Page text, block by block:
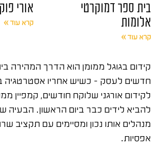
בית ספר דמוקרטי
אלומות
קרא עוד »
אורי
קרא עוד »
קידום בגוגל ממומן הוא הדרך המהירה
חדשים לעסק – כשיש אחריו אסטרטגיה
לקידום אורגני שלוקח חודשים, קמפיין
להביא לידים כבר ביום הראשון. הבעיה
מנהלים אותו נכון ומסיימים עם תקציב
אפסיות.